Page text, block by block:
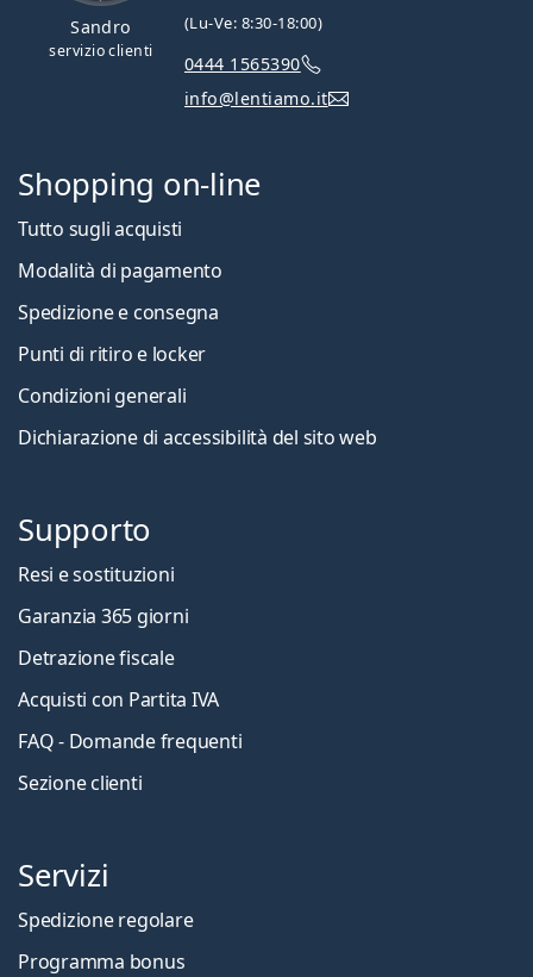
Sandro
servizio clienti
(Lu-Ve: 8:30-18:00)
0444 1565390
info@lentiamo.it
Shopping on-line
Tutto sugli acquisti
Modalità di pagamento
Spedizione e consegna
Punti di ritiro e locker
Condizioni generali
Dichiarazione di accessibilità del sito web
Supporto
Resi e sostituzioni
Garanzia 365 giorni
Detrazione fiscale
Acquisti con Partita IVA
FAQ - Domande frequenti
Sezione clienti
Servizi
Spedizione regolare
Programma bonus